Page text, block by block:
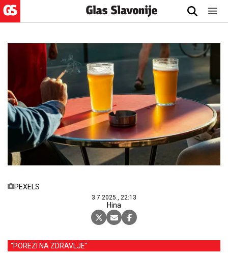
PEXELS
3.7.2025., 22:13
Hina
"POREZI NA ZDRAVLJE"